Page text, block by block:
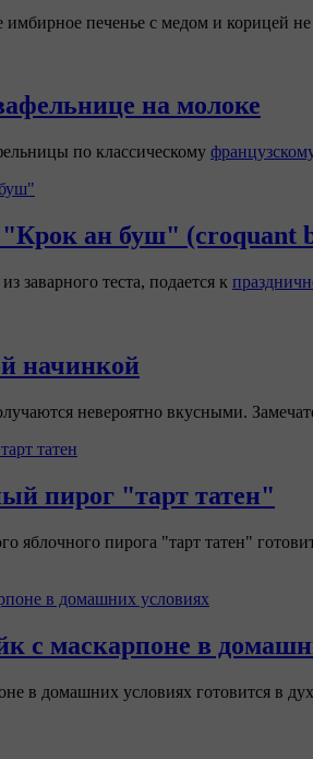
имбирное печенье с медом и корицей
на молоке
по классическому
ан буш" (croquant
заварного теста, подается к
начинкой
невероятно вкусными.
пирог "тарт татен"
яблочного пирога "тарт татен"
с маскарпоне в
в домашних условиях готовится в